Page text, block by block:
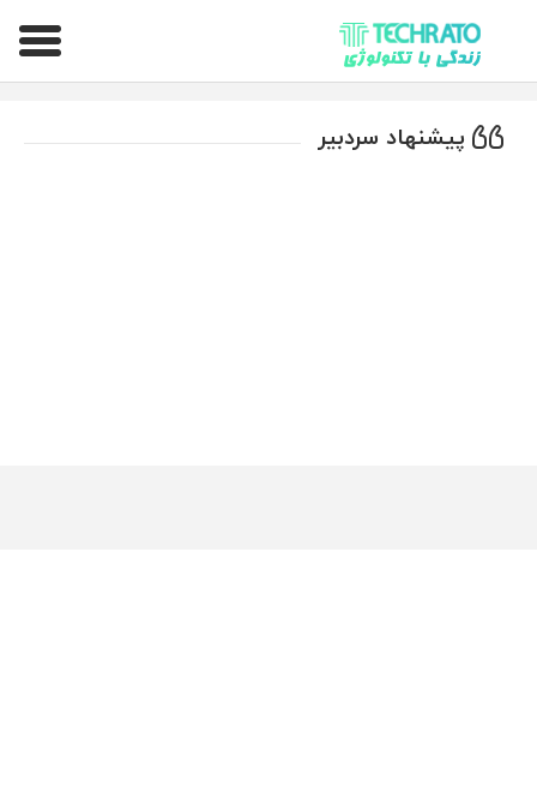
تکراتو – زندگی با تکنولوژی
پیشنهاد سردبیر